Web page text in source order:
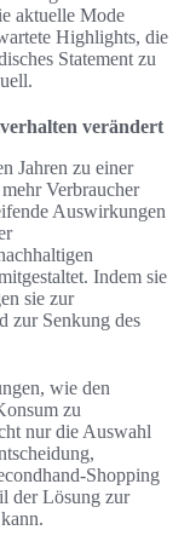
aktuelle Mode
Highlights, die
Statement zu
verändert
Jahren zu einer
Verbraucher
Auswirkungen
Indem sie
sie zur
zur Senkung des
wie den
zu
nur die Auswahl
Shopping
der Lösung zur